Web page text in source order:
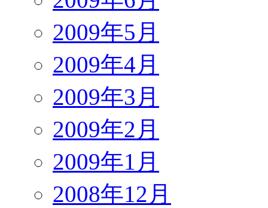
2009年5月
2009年4月
2009年3月
2009年2月
2009年1月
2008年12月